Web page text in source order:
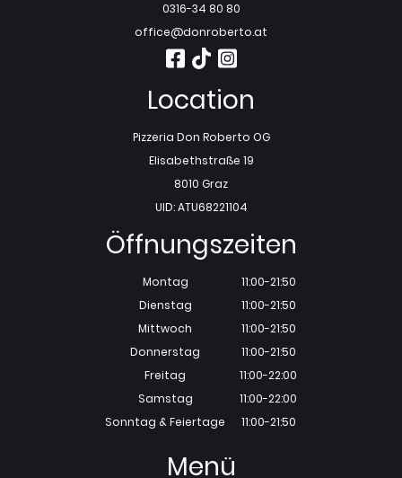
0316-34 80 80
office@donroberto.at
Location
Pizzeria Don Roberto OG
Elisabethstraße 19
8010 Graz
UID: ATU68221104
Öffnungszeiten
Montag
Dienstag
Mittwoch
Donnerstag
Freitag
Samstag
Sonntag & Feiertage
11:00-21:50
11:00-21:50
11:00-21:50
11:00-21:50
11:00-22:00
11:00-22:00
11:00-21:50
Menü